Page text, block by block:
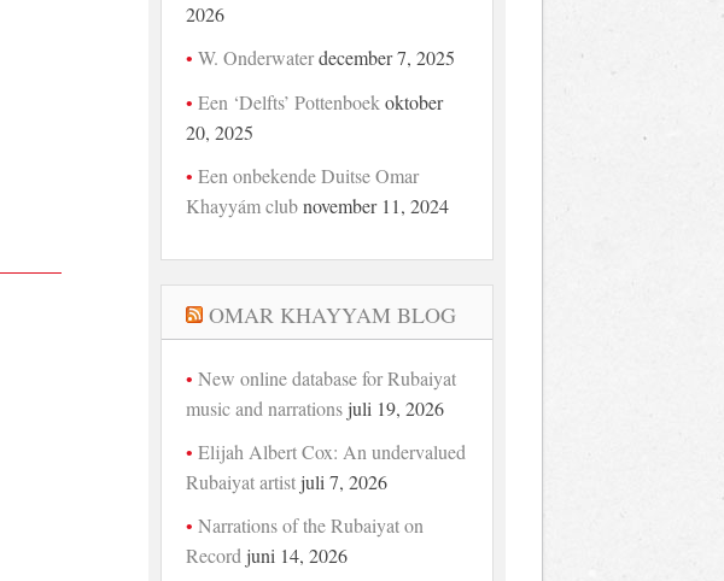
2026
W. Onderwater december 7, 2025
Een ‘Delfts’ Pottenboek oktober
20, 2025
Een onbekende Duitse Omar
Khayyám club november 11, 2024
OMAR KHAYYAM BLOG
New online database for Rubaiyat
music and narrations juli 19, 2026
Elijah Albert Cox: An undervalued
Rubaiyat artist juli 7, 2026
Narrations of the Rubaiyat on
Record juni 14, 2026